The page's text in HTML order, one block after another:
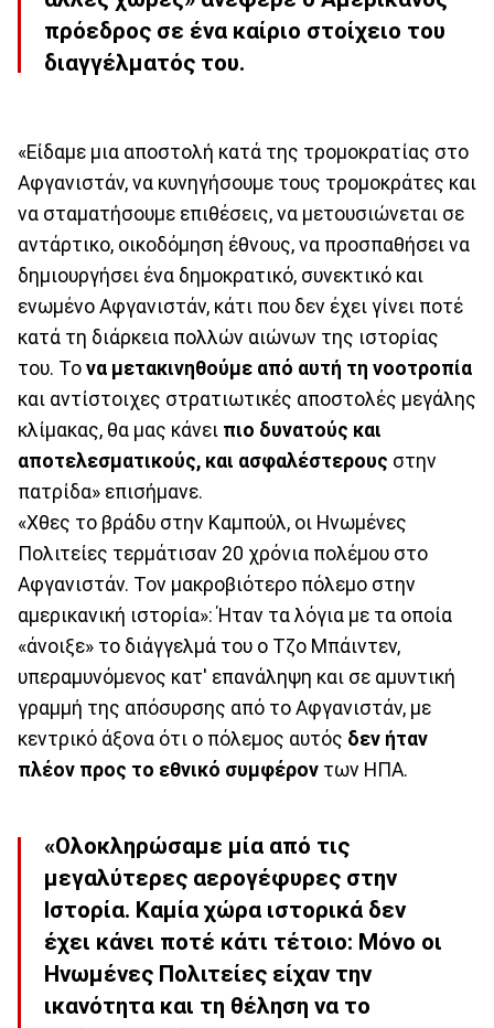
πρόεδρος σε ένα καίριο στοίχειο του
διαγγέλματός του.
«Είδαμε μια αποστολή κατά της τρομοκρατίας στο
Αφγανιστάν, να κυνηγήσουμε τους τρομοκράτες και
να σταματήσουμε επιθέσεις, να μετουσιώνεται σε
αντάρτικο, οικοδόμηση έθνους, να προσπαθήσει να
δημιουργήσει ένα δημοκρατικό, συνεκτικό και
ενωμένο Αφγανιστάν, κάτι που δεν έχει γίνει ποτέ
κατά τη διάρκεια πολλών αιώνων της ιστορίας
του. Το να μετακινηθούμε από αυτή τη νοοτροπία
και αντίστοιχες στρατιωτικές αποστολές μεγάλης
κλίμακας, θα μας κάνει πιο δυνατούς και
αποτελεσματικούς, και ασφαλέστερους στην
πατρίδα» επισήμανε.
«Χθες το βράδυ στην Καμπούλ, οι Ηνωμένες
Πολιτείες τερμάτισαν 20 χρόνια πολέμου στο
Αφγανιστάν. Τον μακροβιότερο πόλεμο στην
αμερικανική ιστορία»: Ήταν τα λόγια με τα οποία
«άνοιξε» το διάγγελμά του ο Τζο Μπάιντεν,
υπεραμυνόμενος κατ' επανάληψη και σε αμυντική
γραμμή της απόσυρσης από το Αφγανιστάν, με
κεντρικό άξονα ότι ο πόλεμος αυτός δεν ήταν
πλέον προς το εθνικό συμφέρον των ΗΠΑ.
«Ολοκληρώσαμε μία από τις
μεγαλύτερες αερογέφυρες στην
Ιστορία. Καμία χώρα ιστορικά δεν
έχει κάνει ποτέ κάτι τέτοιο: Μόνο οι
Ηνωμένες Πολιτείες είχαν την
ικανότητα και τη θέληση να το